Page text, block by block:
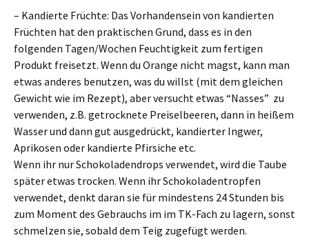
– Kandierte Früchte: Das Vorhandensein von kandierten
Früchten hat den praktischen Grund, dass es in den
folgenden Tagen/Wochen Feuchtigkeit zum fertigen
Produkt freisetzt. Wenn du Orange nicht magst, kann man
etwas anderes benutzen, was du willst (mit dem gleichen
Gewicht wie im Rezept), aber versucht etwas “Nasses” zu
verwenden, z.B. getrocknete Preiselbeeren, dann in heißem
Wasser und dann gut ausgedrückt, kandierter Ingwer,
Aprikosen oder kandierte Pfirsiche etc.
Wenn ihr nur Schokoladendrops verwendet, wird die Taube
später etwas trocken. Wenn ihr Schokoladentropfen
verwendet, denkt daran sie für mindestens 24 Stunden bis
zum Moment des Gebrauchs im im TK-Fach zu lagern, sonst
schmelzen sie, sobald dem Teig zugefügt werden.